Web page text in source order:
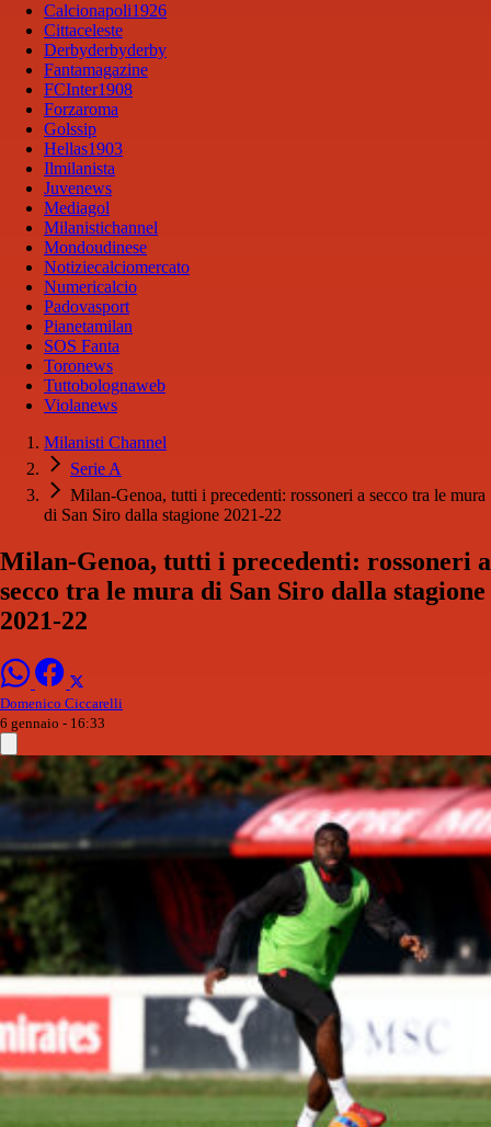
Calcionapoli1926
Cittaceleste
Derbyderbyderby
Fantamagazine
FCInter1908
Forzaroma
Golssip
Hellas1903
Ilmilanista
Juvenews
Mediagol
Milanistichannel
Mondoudinese
Notiziecalciomercato
Numericalcio
Padovasport
Pianetamilan
SOS Fanta
Toronews
Tuttobolognaweb
Violanews
Milanisti Channel
Serie A
Milan-Genoa, tutti i precedenti: rossoneri a secco tra le mura
di San Siro dalla stagione 2021-22
Milan-Genoa, tutti i precedenti: rossoneri a
secco tra le mura di San Siro dalla stagione
2021-22
Domenico Ciccarelli
6 gennaio - 16:33